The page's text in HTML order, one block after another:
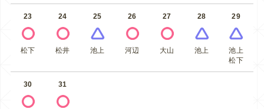
23
松下
24
松井
25
池上
26
河辺
27
大山
28
池上
29
池上
松下
30 31